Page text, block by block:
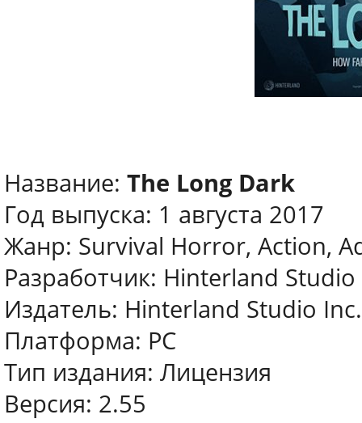
Название: The Long Dark
Год выпуска: 1 августа 2017
Жанр: Survival Horror, Action,
Разработчик: Hinterland Studio
Издатель: Hinterland Studio Inc.
Платформа: PC
Тип издания: Лицензия
Версия: 2.55